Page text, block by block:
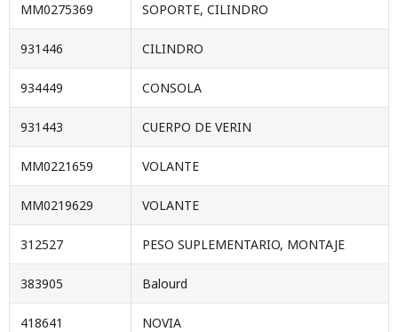
MM0275369 SOPORTE, CILINDRO
931446 CILINDRO
934449 CONSOLA
931443 CUERPO DE VERIN
MM0221659 VOLANTE
MM0219629 VOLANTE
312527 PESO SUPLEMENTARIO, MONTAJE
383905 Balourd
418641 NOVIA